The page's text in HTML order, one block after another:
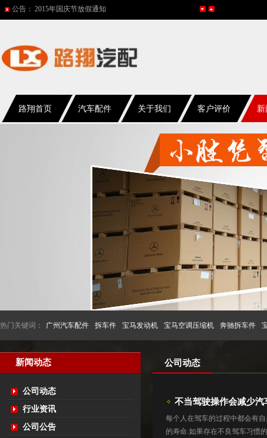
公告： 2015年国庆节放假通知
网站改版
五一放假通知
路翔首页 汽车配件 关于我们 客户评价
热门关键词： 广州汽车配件 拆车件 宝马发动机 宝马空调压缩机 奔驰拆车件
新闻动态
公司动态
行业资讯
公司公告
公司动态
不当驾驶操作会减少汽
每个人在驾车的过程中都会有
的寿命.如果存在不良驾车习惯